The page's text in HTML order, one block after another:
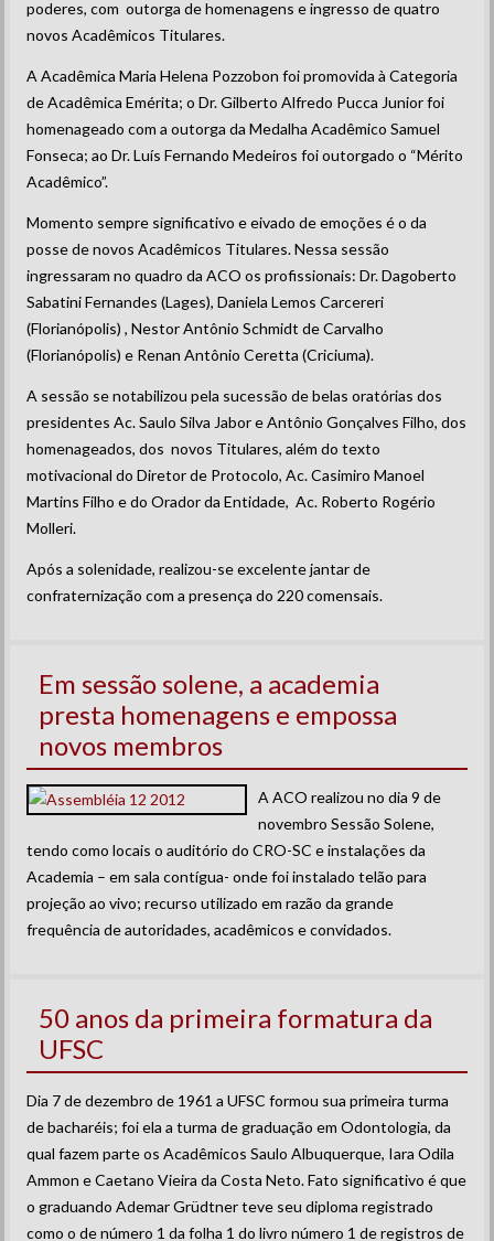
poderes, com outorga de homenagens e ingresso de quatro
novos Acadêmicos Titulares.
A Acadêmica Maria Helena Pozzobon foi promovida à Categoria
de Acadêmica Emérita; o Dr. Gilberto Alfredo Pucca Junior foi
homenageado com a outorga da Medalha Acadêmico Samuel
Fonseca; ao Dr. Luís Fernando Medeiros foi outorgado o “Mérito
Acadêmico”.
Momento sempre significativo e eivado de emoções é o da
posse de novos Acadêmicos Titulares. Nessa sessão
ingressaram no quadro da ACO os profissionais: Dr. Dagoberto
Sabatini Fernandes (Lages), Daniela Lemos Carcereri
(Florianópolis) , Nestor Antônio Schmidt de Carvalho
(Florianópolis) e Renan Antônio Ceretta (Criciuma).
A sessão se notabilizou pela sucessão de belas oratórias dos
presidentes Ac. Saulo Silva Jabor e Antônio Gonçalves Filho, dos
homenageados, dos novos Titulares, além do texto
motivacional do Diretor de Protocolo, Ac. Casimiro Manoel
Martins Filho e do Orador da Entidade, Ac. Roberto Rogério
Molleri.
Após a solenidade, realizou-se excelente jantar de
confraternização com a presença do 220 comensais.
Em sessão solene, a academia
presta homenagens e empossa
novos membros
A ACO realizou no dia 9 de
novembro Sessão Solene,
tendo como locais o auditório do CRO-SC e instalações da
Academia – em sala contígua- onde foi instalado telão para
projeção ao vivo; recurso utilizado em razão da grande
frequência de autoridades, acadêmicos e convidados.
50 anos da primeira formatura da
UFSC
Dia 7 de dezembro de 1961 a UFSC formou sua primeira turma
de bacharéis; foi ela a turma de graduação em Odontologia, da
qual fazem parte os Acadêmicos Saulo Albuquerque, Iara Odila
Ammon e Caetano Vieira da Costa Neto. Fato significativo é que
o graduando Ademar Grüdtner teve seu diploma registrado
como o de número 1 da folha 1 do livro número 1 de registros de